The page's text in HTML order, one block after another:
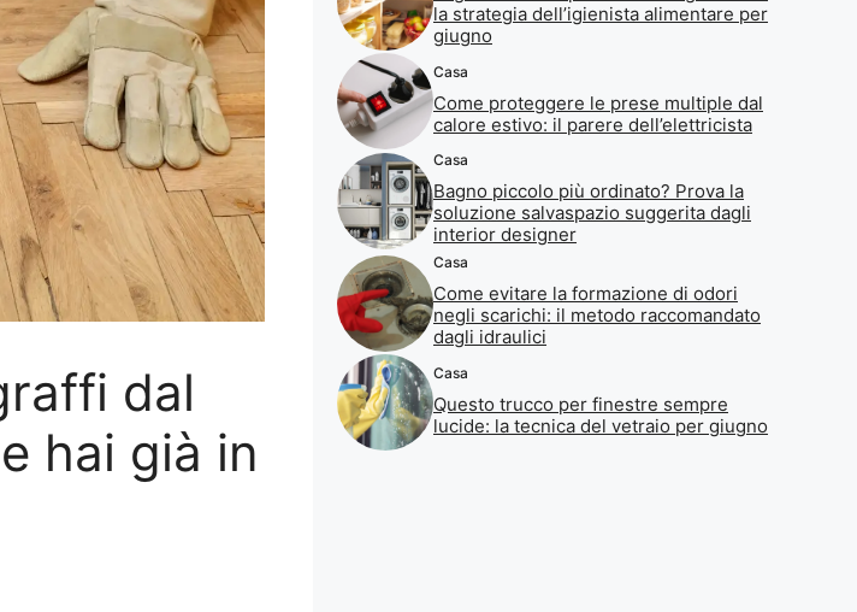
dal
hai già in
la strategia dell’igienista alimentare per
giugno
Casa
Come proteggere le prese multiple dal
calore estivo: il parere dell’elettricista
Casa
Bagno piccolo più ordinato? Prova la
soluzione salvaspazio suggerita dagli
interior designer
Casa
Come evitare la formazione di odori
negli scarichi: il metodo raccomandato
dagli idraulici
Casa
Questo trucco per finestre sempre
lucide: la tecnica del vetraio per giugno